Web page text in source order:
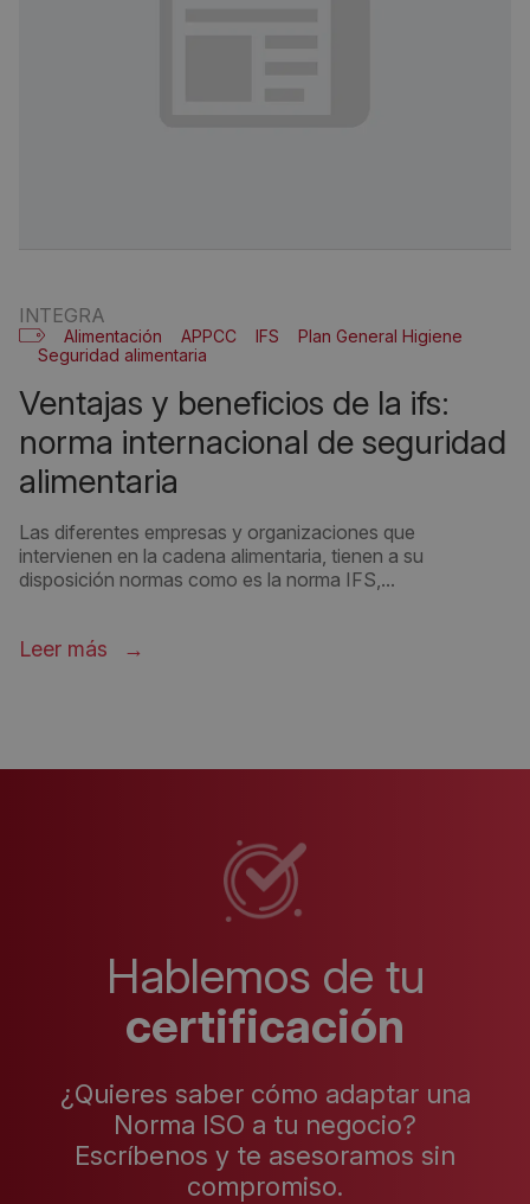
INTEGRA
Alimentación APPCC IFS
Plan General Higiene
Seguridad alimentaria
ventajas y beneficios de la ifs:
norma internacional de seguridad
alimentaria
Las diferentes empresas y organizaciones que
intervienen en la cadena alimentaria, tienen a su
disposición normas como es la norma IFS,...
Leer más
Hablemos de tu
certificación
¿Quieres saber cómo adaptar una
Norma ISO a tu negocio?
Escríbenos y te asesoramos sin
compromiso.